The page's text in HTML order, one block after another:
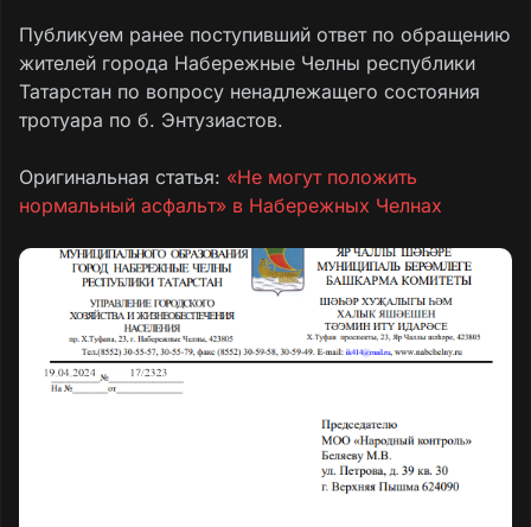
Публикуем ранее поступивший ответ по обращению
жителей города Набережные Челны республики
Татарстан по вопросу ненадлежащего состояния
тротуара по б. Энтузиастов.
Оригинальная статья: «Не могут положить
нормальный асфальт» в Набережных Челнах